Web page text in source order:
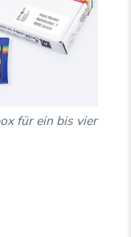
für ein bis vier